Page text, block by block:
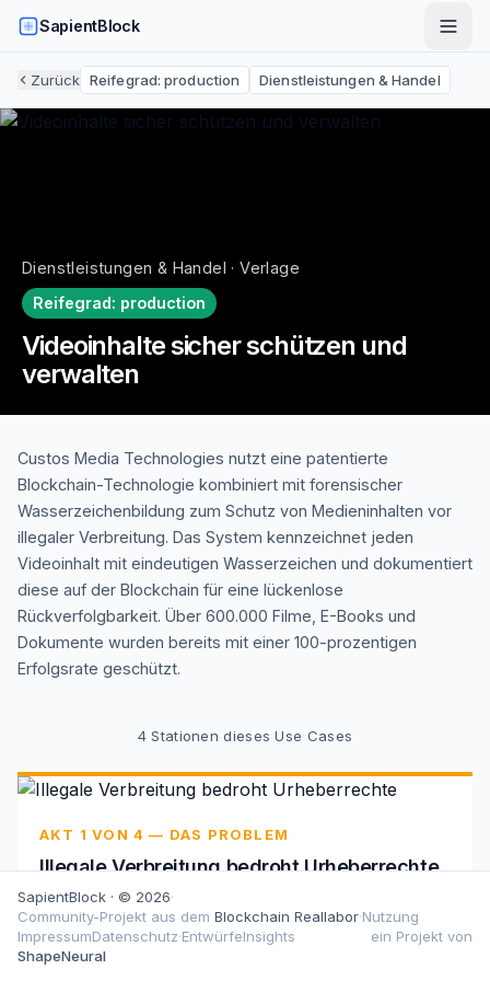
SapientBlock
Zurück Reifegrad:production Dienstleistungen & Handel
Dienstleistungen & Handel · Verlage
Reifegrad: production
Videoinhalte sicher schützen und
verwalten
Custos Media Technologies nutzt eine patentierte
Blockchain-Technologie kombiniert mit forensischer
Wasserzeichenbildung zum Schutz von Medieninhalten vor
illegaler Verbreitung. Das System kennzeichnet jeden
Videoinhalt mit eindeutigen Wasserzeichen und dokumentiert
diese auf der Blockchain für eine lückenlose
Rückverfolgbarkeit. Über 600.000 Filme, E-Books und
Dokumente wurden bereits mit einer 100-prozentigen
Erfolgsrate geschützt.
4 Stationen dieses Use Cases
AKT 1 VON 4 — DAS PROBLEM
Illegale Verbreitung bedroht Urheberrechte
Ohne Schutz mechanis-men verbreiten sich
Raubkopien unkontrolliert und schädigen Verlage sowie
Kreative.
SapientBlock · © 2026·
Community-Projekt aus dem Blockchain Reallabor·Nutzung
ImpressumDatenschutz·EntwürfeInsights
ein Projekt von
ShapeNeural